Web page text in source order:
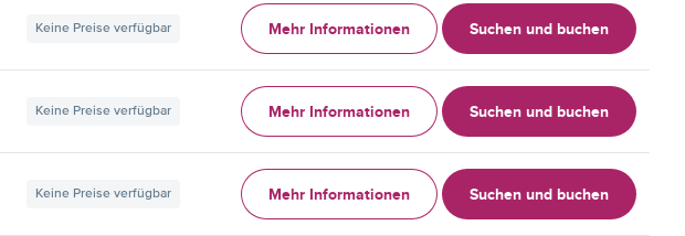
Keine Preise verfügbar Mehr Informationen Suchen und buchen
Keine Preise verfügbar Mehr Informationen Suchen und buchen
Keine Preise verfügbar Mehr Informationen Suchen und buchen